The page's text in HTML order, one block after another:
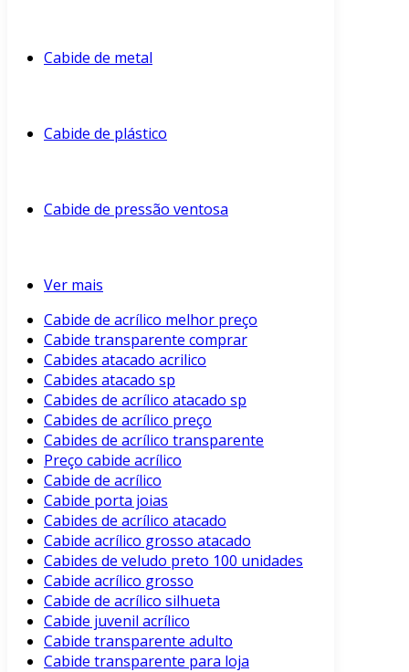
Cabide de metal
Cabide de plástico
Cabide de pressão ventosa
Ver mais
Cabide de acrílico melhor preço
Cabide transparente comprar
Cabides atacado acrilico
Cabides atacado sp
Cabides de acrílico atacado sp
Cabides de acrílico preço
Cabides de acrílico transparente
Preço cabide acrílico
Cabide de acrílico
Cabide porta joias
Cabides de acrílico atacado
Cabide acrílico grosso atacado
Cabides de veludo preto 100 unidades
Cabide acrílico grosso
Cabide de acrílico silhueta
Cabide juvenil acrílico
Cabide transparente adulto
Cabide transparente para loja